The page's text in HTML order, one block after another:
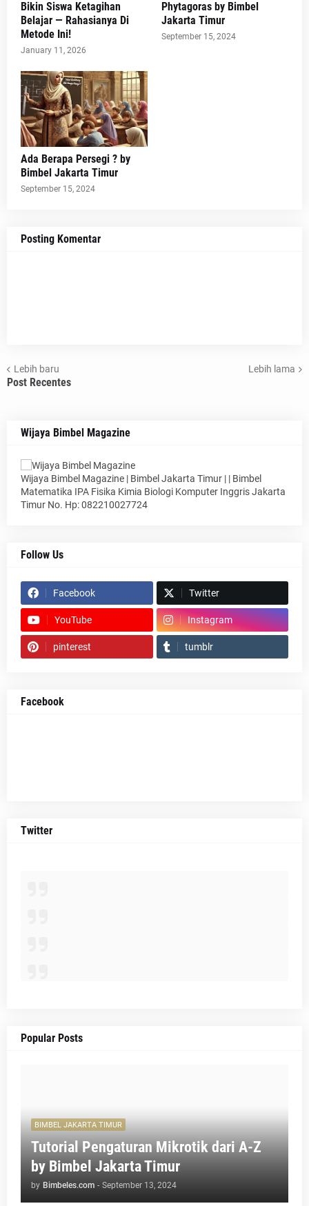
Bikin Siswa Ketagihan
Belajar — Rahasianya Di
Metode Ini!
January 11, 2026
Phytagoras by Bimbel
Jakarta Timur
September 15, 2024
Ada Berapa Persegi ? by
Bimbel Jakarta Timur
September 15, 2024
Posting Komentar
Lebih baru Lebih lama
Post Recentes
Wijaya Bimbel Magazine
Wijaya Bimbel Magazine | Bimbel Jakarta Timur | | Bimbel
Matematika IPA Fisika Kimia Biologi Komputer Inggris Jakarta
Timur No. Hp: 082210027724
Follow Us
Facebook Twitter
YouTube Instagram
pinterest tumblr
Facebook
Twitter
Popular Posts
BIMBEL JAKARTA TIMUR
Tutorial Pengaturan Mikrotik dari A-Z
by Bimbel Jakarta Timur
by Bimbeles.com - September 13, 2024